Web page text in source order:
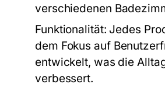
verschiedenen
Funktionalität: Jedes
dem Fokus auf
entwickelt, was die
verbessert.